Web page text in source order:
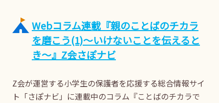
Webコラム連載『親のことばのチカラ
を磨こう(1)～いけないことを伝えると
き～』Z会さぽナビ
Z会が運営する小学生の保護者を応援する総合情報サイ
ト「さぽナビ」に連載中のコラム『ことばのチカラで